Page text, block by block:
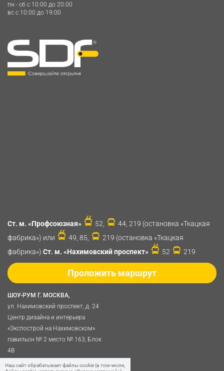
пн - сб c 10:00 до 20:00
вс c 10:00 до 19:00
ШОУ-РУМ Г. МОСКВА,
ул. Нахимовский проспект, д. 24
Центр дизайна и интерьера
«Экспострой на Нахимовском»
павильон № 2 место № 163, Блок
4B
Политика обработки
Ст. м. «Профсоюзная» 52,
44, 219 (остановка «Ткацкая
фабрика») или
49, 85,
219 (остановка «Ткацкая
фабрика») Ст. м. «Нахимовский проспект» 52 219
Проложить маршрут
Наш сайт обрабатывает файлы cookie (в том числе,